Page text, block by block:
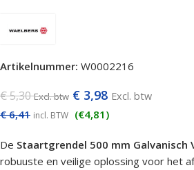
Artikelnummer: W0002216
€5,30 Excl. btw € 3,98 Excl. btw
€6,41 incl. BTW (€4,81)
De Staartgrendel 500 mm Galvanisch
robuuste en veilige oplossing voor het